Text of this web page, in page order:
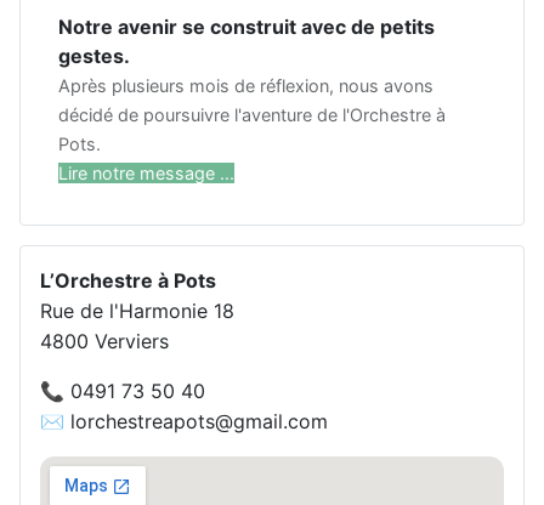
Notre avenir se construit avec de petits
gestes.
Après plusieurs mois de réflexion, nous avons
décidé de poursuivre l'aventure de l'Orchestre à
Pots.
Lire notre message ...
L’Orchestre à Pots
Rue de l'Harmonie 18
4800 Verviers
📞 0491 73 50 40
✉️ lorchestreapots@gmail.com